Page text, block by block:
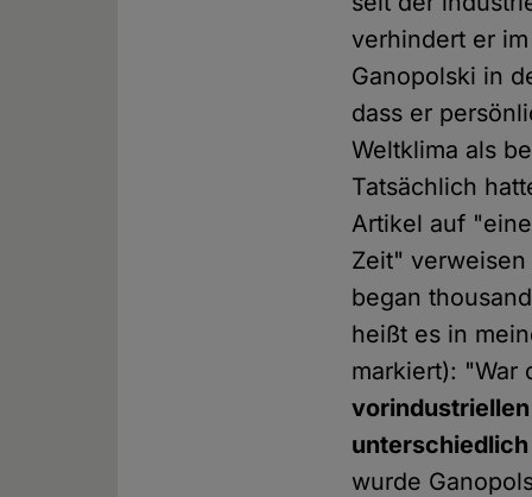
verhindert er
Ganopolski in
dass er
Weltklima als
Tatsächlich
Artikel auf
Zeit" verweisen
began
heißt es in
markiert): "War
wurde